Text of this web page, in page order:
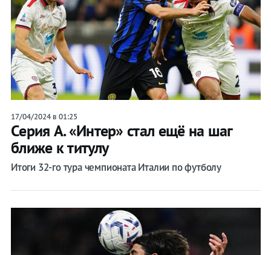
17/04/2024 в 01:25
Серия А. «Интер» стал ещё на шаг
ближе к титулу
Итоги 32-го тура чемпионата Италии по футболу